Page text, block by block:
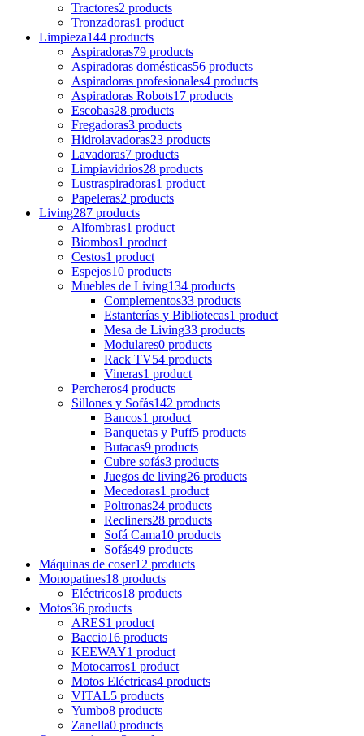
Tractores2 products
Tronzadoras1 product
Limpieza144 products
Aspiradoras79 products
Aspiradoras domésticas56 products
Aspiradoras profesionales4 products
Aspiradoras Robots17 products
Escobas28 products
Fregadoras3 products
Hidrolavadoras23 products
Lavadoras7 products
Limpiavidrios28 products
Lustraspiradoras1 product
Papeleras2 products
Living287 products
Alfombras1 product
Biombos1 product
Cestos1 product
Espejos10 products
Muebles de Living134 products
Complementos33 products
Estanterías y Bibliotecas1 product
Mesa de Living33 products
Modulares0 products
Rack TV54 products
Vineras1 product
Percheros4 products
Sillones y Sofás142 products
Bancos1 product
Banquetas y Puff5 products
Butacas9 products
Cubre sofás3 products
Juegos de living26 products
Mecedoras1 product
Poltronas24 products
Recliners28 products
Sofá Cama10 products
Sofás49 products
Máquinas de coser12 products
Monopatines18 products
Eléctricos18 products
Motos36 products
ARES1 product
Baccio16 products
KEEWAY1 product
Motocarros1 product
Motos Eléctricas4 products
VITAL5 products
Yumbo8 products
Zanella0 products